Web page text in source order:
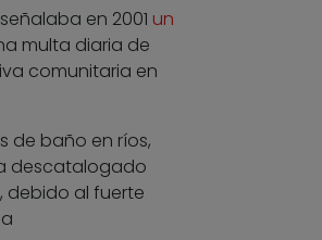
en 2001 un
multa diaria de
comunitaria en
de baño en ríos,
descatalogado
debido al fuerte